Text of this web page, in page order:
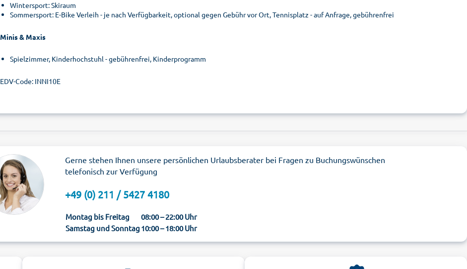
Wintersport: Skiraum
Sommersport: E-Bike Verleih - je nach Verfügbarkeit, optional gegen Gebühr vor Ort, Tennisplatz - auf Anfrage, gebührenfrei
Minis & Maxis
Spielzimmer, Kinderhochstuhl - gebührenfrei, Kinderprogramm
EDV-Code: INNI10E
Gerne stehen Ihnen unsere persönlichen Urlaubsberater bei Fragen zu Buchungswünschen
telefonisch zur Verfügung
+49 (0) 211 / 5427 4180
Montag bis Freitag
08:00 – 22:00 Uhr
Samstag und Sonntag10:00 – 18:00 Uhr